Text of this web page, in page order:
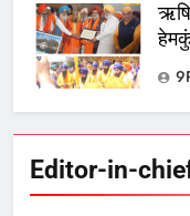
Editor-in-